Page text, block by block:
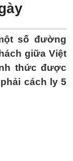
số đường
giữa Việt
thức được
cách ly 5